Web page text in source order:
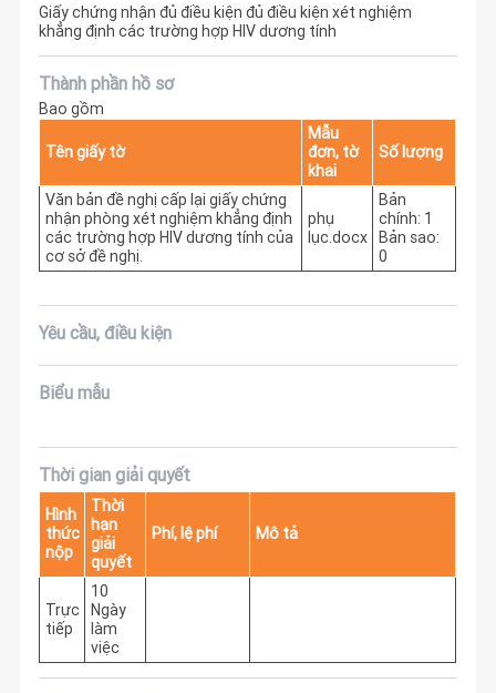
Giấy chứng nhận đủ điều kiện đủ điều kiện xét nghiệm
khẳng định các trường hợp HIV dương tính
Thành phần hồ sơ
Bao gồm
Tên giấy tờ
Mẫu
đơn, tờ
khai
Số lượng
Văn bản đề nghị cấp lại giấy chứng
nhận phòng xét nghiệm khẳng định
các trường hợp HIV dương tính của
cơ sở đề nghị.
phụ
lục.docx
Bản
chính: 1
Bản sao:
0
Yêu cầu, điều kiện
Biểu mẫu
Thời gian giải quyết
Hình
thức
nộp
Thời
hạn
giải
quyết
Phí, lệ phí Mô tả
Trực
tiếp
10
Ngày
làm
việc